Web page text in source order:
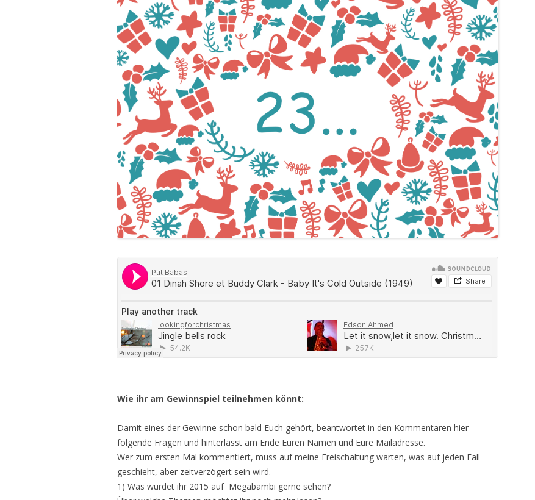
Wie ihr am Gewinnspiel teilnehmen könnt:
Damit eines der Gewinne schon bald Euch gehört, beantwortet in den Kommentaren hier
folgende Fragen und hinterlasst am Ende Euren Namen und Eure Mailadresse.
Wer zum ersten Mal kommentiert, muss auf meine Freischaltung warten, was auf jeden Fall
geschieht, aber zeitverzögert sein wird.
1) Was würdet ihr 2015 auf Megabambi gerne sehen?